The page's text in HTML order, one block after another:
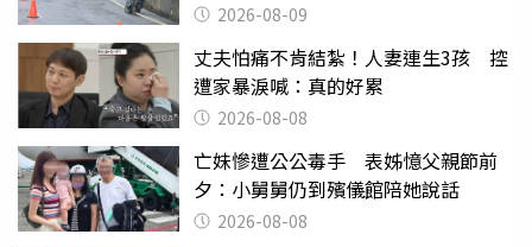
2026-08-09
丈夫怕痛不肯結紮！人妻連生3孩 控
遭家暴淚喊：真的好累
2026-08-08
亡妹慘遭公公毒手 表姊憶父親節前
夕：小舅舅仍到殯儀館陪她說話
2026-08-08